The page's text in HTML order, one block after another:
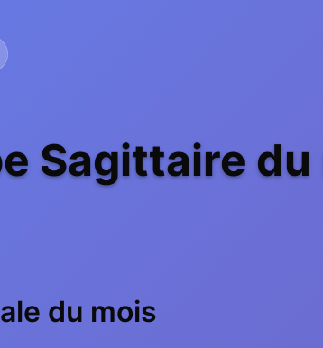
Sagittaire
du mois